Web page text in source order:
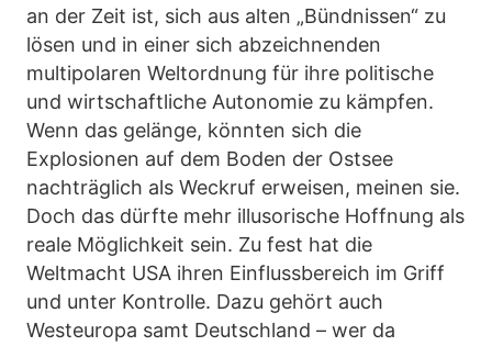
an der Zeit ist, sich aus alten „Bündnissen“ zu
lösen und in einer sich abzeichnenden
multipolaren Weltordnung für ihre politische
und wirtschaftliche Autonomie zu kämpfen.
Wenn das gelänge, könnten sich die
Explosionen auf dem Boden der Ostsee
nachträglich als Weckruf erweisen, meinen sie.
Doch das dürfte mehr illusorische Hoffnung als
reale Möglichkeit sein. Zu fest hat die
Weltmacht USA ihren Einflussbereich im Griff
und unter Kontrolle. Dazu gehört auch
Westeuropa samt Deutschland – wer da